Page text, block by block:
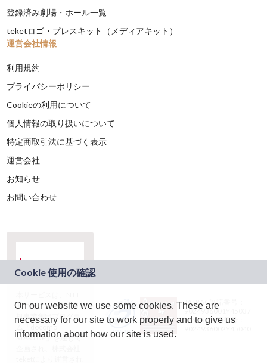
登録済み劇場・ホール一覧
teketロゴ・プレスキット（メディアキット）
運営会社情報
利用規約
プライバシーポリシー
Cookieの利用について
個人情報の取り扱いについて
特定商取引法に基づく表示
運営会社
お知らせ
お問い合わせ
ドコモグループの新
規事業創出プログラ
ム「docomo
STARTUP」を通じて
JASRAC許諾番号：
9024936001Y45037
JASRAC許諾番号：
On our website we use some cookies. These are
necessary for our site to work properly and to give us
information about how our site is used.